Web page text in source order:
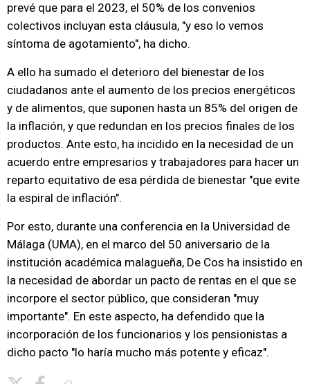
prevé que para el 2023, el 50% de los convenios
colectivos incluyan esta cláusula, "y eso lo vemos
síntoma de agotamiento", ha dicho.
A ello ha sumado el deterioro del bienestar de los
ciudadanos ante el aumento de los precios energéticos
y de alimentos, que suponen hasta un 85% del origen de
la inflación, y que redundan en los precios finales de los
productos. Ante esto, ha incidido en la necesidad de un
acuerdo entre empresarios y trabajadores para hacer un
reparto equitativo de esa pérdida de bienestar "que evite
la espiral de inflación".
Por esto, durante una conferencia en la Universidad de
Málaga (UMA), en el marco del 50 aniversario de la
institución académica malagueña, De Cos ha insistido en
la necesidad de abordar un pacto de rentas en el que se
incorpore el sector público, que consideran "muy
importante". En este aspecto, ha defendido que la
incorporación de los funcionarios y los pensionistas a
dicho pacto "lo haría mucho más potente y eficaz".